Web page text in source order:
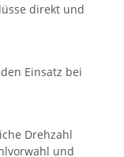
direkt und
Einsatz bei
Drehzahl
und